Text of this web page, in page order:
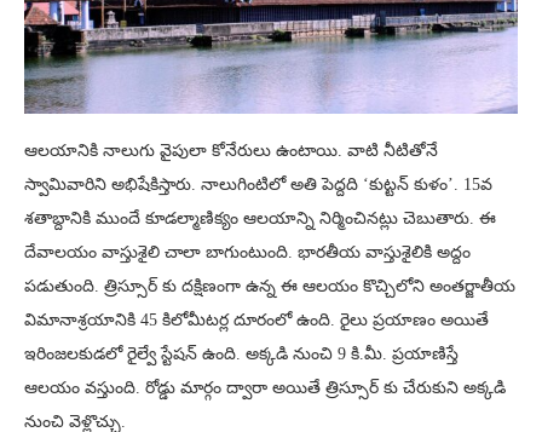
ఆలయానికి నాలుగు వైపులా కోనేరులు ఉంటాయి. వాటి నీటితోనే
స్వామివారిని అభిషేకిస్తారు. నాలుగింటిలో అతి పెద్దది ‘కుట్టన్ కుళం’. 15వ
శతాబ్దానికి ముందే కూడల్మాణిక్యం ఆలయాన్ని నిర్మించినట్లు చెబుతారు. ఈ
దేవాలయం వాస్తుశైలి చాలా బాగుంటుంది. భారతీయ వాస్తుశైలికి అద్దం
పడుతుంది. త్రిస్సూర్‌ కు దక్షిణంగా ఉన్న ఈ ఆలయం కొచ్చిలోని అంతర్జాతీయ
విమానాశ్రయానికి 45 కిలోమీటర్ల దూరంలో ఉంది. రైలు ప్రయాణం అయితే
ఇరింజలకుడలో రైల్వే స్టేషన్ ఉంది. అక్కడి నుంచి 9 కి.మీ. ప్రయాణిస్తే
ఆలయం వస్తుంది. రోడ్డు మార్గం ద్వారా అయితే త్రిస్సూర్ కు చేరుకుని అక్కడి
నుంచి వెళ్లొచ్చు.